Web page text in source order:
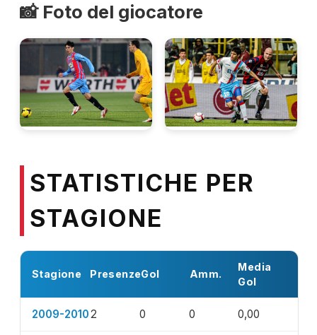
📸 Foto del giocatore
STATISTICHE PER
STAGIONE
Stagione PresenzeGol Amm.
Media
Gol
2009-20102 0 0 0,00